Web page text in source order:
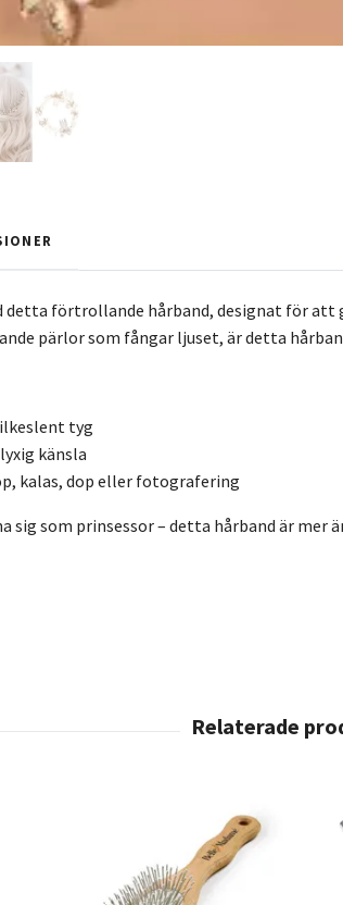
detta förtrollande hårband, designat för
pärlor som fångar ljuset, är detta
tyg
känsla
kalas, dop eller fotografering
som prinsessor – detta hårband är mer